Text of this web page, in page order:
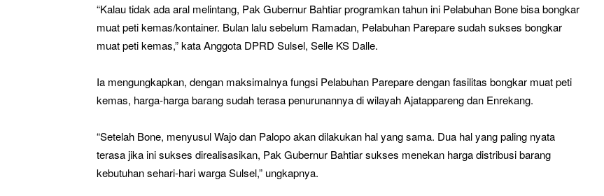
“Kalau tidak ada aral melintang, Pak Gubernur Bahtiar programkan tahun ini Pelabuhan Bone bisa bongkar
muat peti kemas/kontainer. Bulan lalu sebelum Ramadan, Pelabuhan Parepare sudah sukses bongkar
muat peti kemas,” kata Anggota DPRD Sulsel, Selle KS Dalle.
Ia mengungkapkan, dengan maksimalnya fungsi Pelabuhan Parepare dengan fasilitas bongkar muat peti
kemas, harga-harga barang sudah terasa penurunannya di wilayah Ajatappareng dan Enrekang.
“Setelah Bone, menyusul Wajo dan Palopo akan dilakukan hal yang sama. Dua hal yang paling nyata
terasa jika ini sukses direalisasikan, Pak Gubernur Bahtiar sukses menekan harga distribusi barang
kebutuhan sehari-hari warga Sulsel,” ungkapnya.